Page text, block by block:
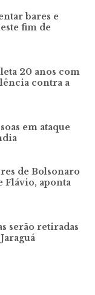
bares e
fim de
20 anos com
contra a
em ataque
de Bolsonaro
Flávio, aponta
serão retiradas